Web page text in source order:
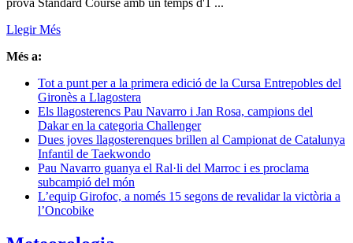
Llegir Més
Més a:
Tot a punt per a la primera edició de la Cursa Entrepobles del
Gironès a Llagostera
Els llagosterencs Pau Navarro i Jan Rosa, campions del
Dakar en la categoria Challenger
Dues joves llagosterenques brillen al Campionat de Catalunya
Infantil de Taekwondo
Pau Navarro guanya el Ral·li del Marroc i es proclama
subcampió del món
L’equip Girofoc, a només 15 segons de revalidar la victòria a
l’Oncobike